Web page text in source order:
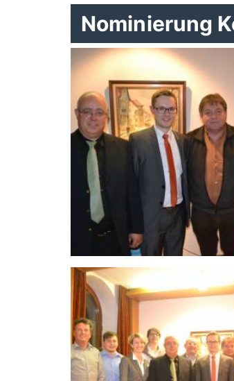
Nominierung